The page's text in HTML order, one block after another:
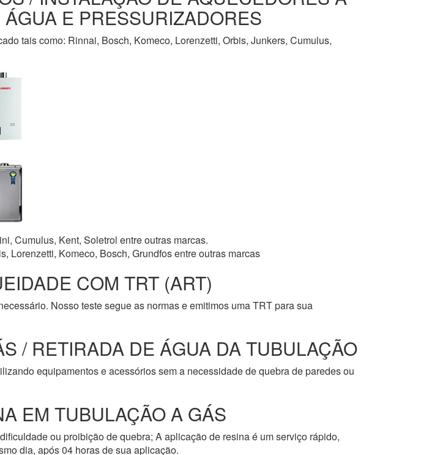
E PRESSURIZADORES
tais como: Rinnai, Bosch, Komeco, Lorenzetti, Orbis, Junkers, Cumulus,
Cumulus, Kent, Soletrol entre outras marcas.
Lorenzetti, Komeco, Bosch, Grundfos entre outras marcas
COM TRT (ART)
Nosso teste segue as normas e emitimos uma TRT para sua
/ RETIRADA DE ÁGUA DA TUBULAÇÃO
equipamentos e acessórios sem a necessidade de quebra de paredes ou
EM TUBULAÇÃO A GÁS
ou proibição de quebra; A aplicação de resina é um serviço rápido,
dia, após 04 horas de sua aplicação.